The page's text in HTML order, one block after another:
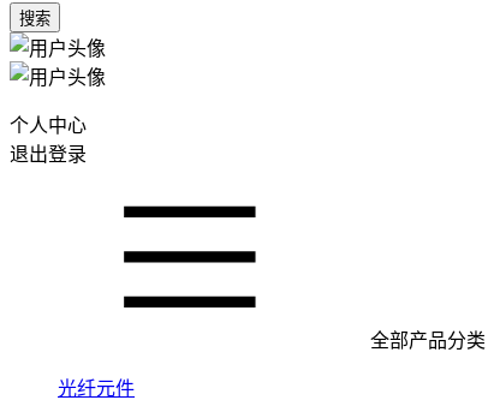
搜索
个人中心
退出登录
全部产品分类
光纤元件